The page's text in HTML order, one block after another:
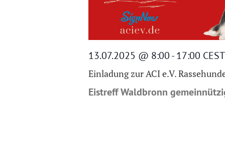
13.07.2025 @ 8:00-17:00 CEST
Einladung zur ACI e.V.
Eistreff Waldbronn